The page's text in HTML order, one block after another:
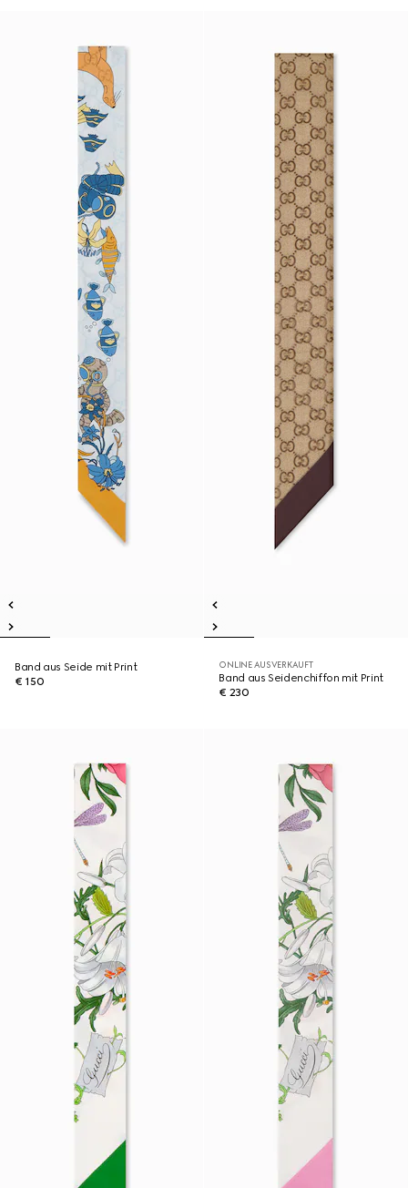
Band aus Seide mit Print
€ 150
ONLINE AUSVERKAUFT
Band aus Seidenchiffon mit Print
€ 230